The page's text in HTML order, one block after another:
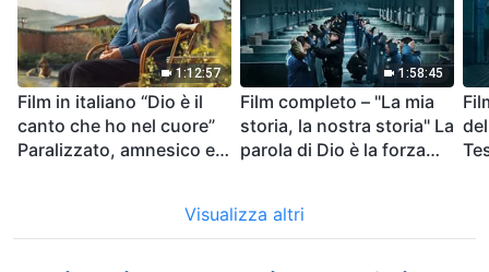
1:12:57
Film in italiano “Dio è il
canto che ho nel cuore”
Paralizzato, amnesico e
1:58:45
Film completo – "La mia
storia, la nostra storia" La
parola di Dio è la forza
Visualizza altri